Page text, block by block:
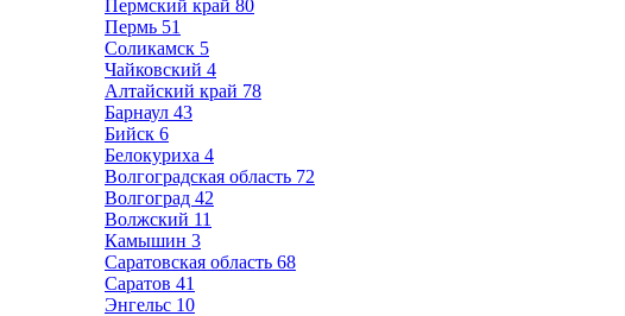
Пермский край 80
Пермь 51
Соликамск 5
Чайковский 4
Алтайский край 78
Барнаул 43
Бийск 6
Белокуриха 4
Волгоградская область 72
Волгоград 42
Волжский 11
Камышин 3
Саратовская область 68
Саратов 41
Энгельс 10